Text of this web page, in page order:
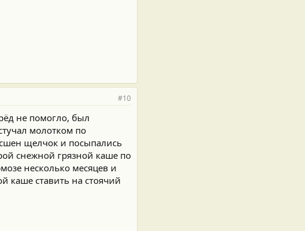
#10
не помогло, был
молотком по
щелчок и посыпались
снежной грязной каше по
несколько месяцев и
каше ставить на стоячий